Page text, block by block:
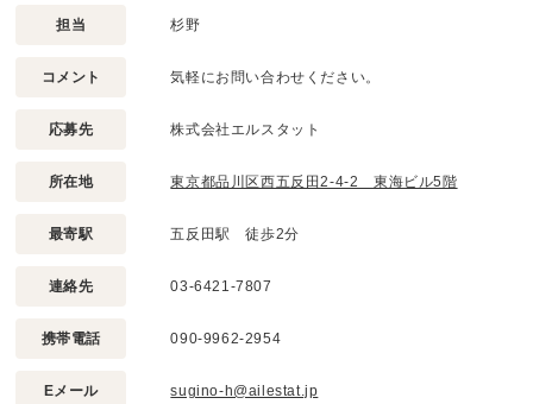
担当 杉野
コメント 気軽にお問い合わせください。
応募先 株式会社エルスタット
所在地 東京都品川区西五反田2-4-2 東海ビル5階
最寄駅 五反田駅 徒歩2分
連絡先 03-6421-7807
携帯電話 090-9962-2954
Eメール sugino-h@ailestat.jp